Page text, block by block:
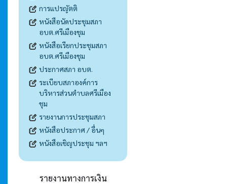
การแปรญัตติ
หนังสือนัดประชุมสภา
อบต.ศรีเมืองชุม
หนังสือเรียกประชุมสภา
อบต.ศรีเมืองชุม
ประกาศสภา อบต.
ระเบียบสภาองค์การ
บริหารส่วนตำบลศรีเมือง
ชุม
รายงานการประชุมสภา
หนังสือประกาศ / อื่นๆ
หนังสือเชิญประชุม ฯลฯ
รายงานทางการเงิน